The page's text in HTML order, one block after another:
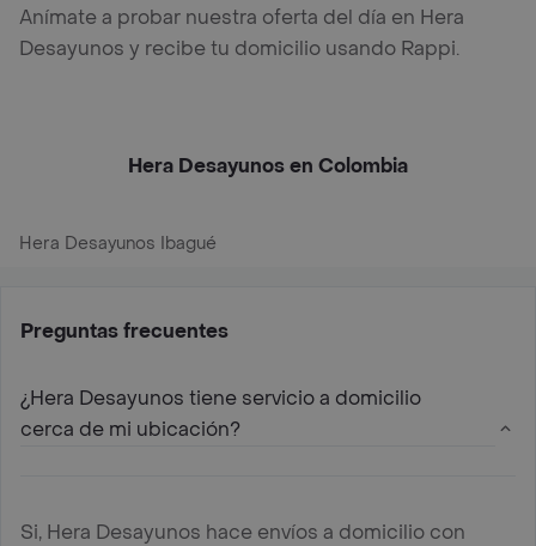
Anímate a probar nuestra oferta del día en Hera
Desayunos y recibe tu domicilio usando Rappi.
Hera Desayunos en Colombia
Hera Desayunos Ibagué
Preguntas frecuentes
¿Hera Desayunos tiene servicio a domicilio
cerca de mi ubicación?
Si, Hera Desayunos hace envíos a domicilio con